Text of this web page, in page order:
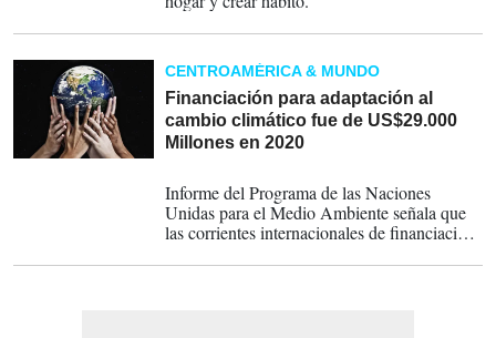
CENTROAMÉRICA & MUNDO
Financiación para adaptación al
cambio climático fue de US$29.000
Millones en 2020
Informe del Programa de las Naciones
Unidas para el Medio Ambiente señala que
las corrientes internacionales de financiación
de las necesidades estimadas.